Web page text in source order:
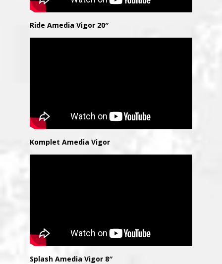
Ride Amedia Vigor 20″
Komplet Amedia Vigor
Splash Amedia Vigor 8″